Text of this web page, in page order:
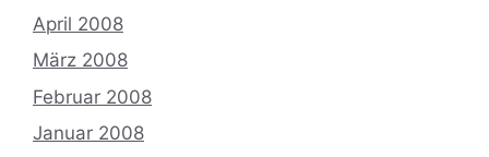
April 2008
März 2008
Februar 2008
Januar 2008